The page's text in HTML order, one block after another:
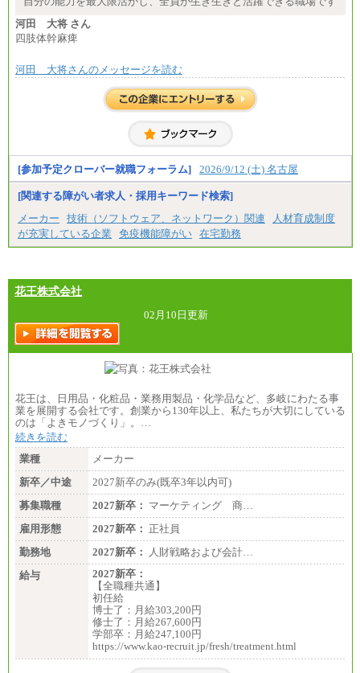
河田 大将 さん
四肢体幹麻痺
河田 大将さんのメッセージを読む
[参加予定クローバー就職フォーラム] 2026/9/12 (土) 名古屋
[関連する障がい者求人・採用キーワード検索]
メーカー
技術（ソフトウェア、ネットワーク）関連
人材育成制度
が充実している企業
免疫機能障がい 在宅勤務
花王株式会社
02月10日更新
花王は、日用品・化粧品・業務用製品・化学品など、多岐にわたる事
業を展開する会社です。創業から130年以上、私たちが大切にしている
のは「よきモノづくり」。…
続きを読む
業種
メーカー
新卒／中途
2027新卒のみ(既卒3年以内可)
募集職種
2027新卒： マーケティング 商…
雇用形態
2027新卒： 正社員
勤務地
2027新卒：
人財戦略および会計…
給与
2027新卒：
【全職種共通】
初任給
博士了：月給303,200円
修士了：月給267,600円
学部卒：月給247,100円
https://www.kao-recruit.jp/fresh/treatment.html